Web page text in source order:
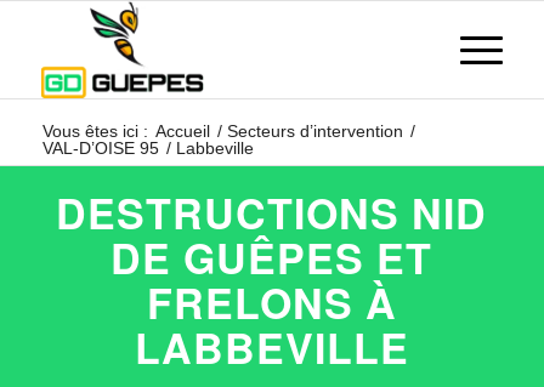
Vous êtes ici : Accueil / Secteurs d’intervention /
VAL-D’OISE 95 / Labbeville
DESTRUCTIONS NID
DE GUÊPES ET
FRELONS À
LABBEVILLE